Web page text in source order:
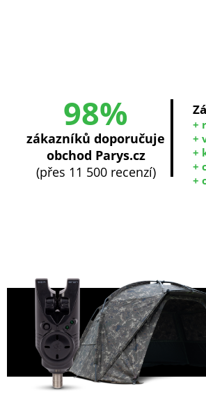
98%
zákazníků doporučuje
obchod Parys.cz
(přes 11 500 recenzí)
+
+
+
+
+